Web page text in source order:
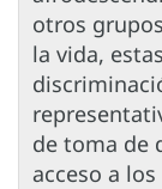
otros
la vida,
de toma de
acceso a